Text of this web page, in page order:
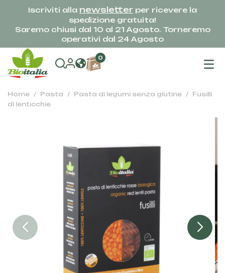
Iscriviti alla newsletter per ricevere la
spedizione gratuita!
Saremo chiusi dal 10 al 21 Agosto. Torneremo
operativi dal 24 Agosto
0
Home Pasta Pasta di legumi senza glutine
Fusilli
di lenticchie